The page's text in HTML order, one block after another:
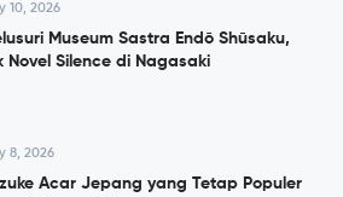
10, 2026
Museum Sastra Endō Shūsaku,
Novel Silence di Nagasaki
8, 2026
Acar Jepang yang Tetap Populer